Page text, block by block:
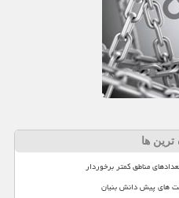
ترین ها
مناطق کمتر برخوردار
های پیش دانش بنیان